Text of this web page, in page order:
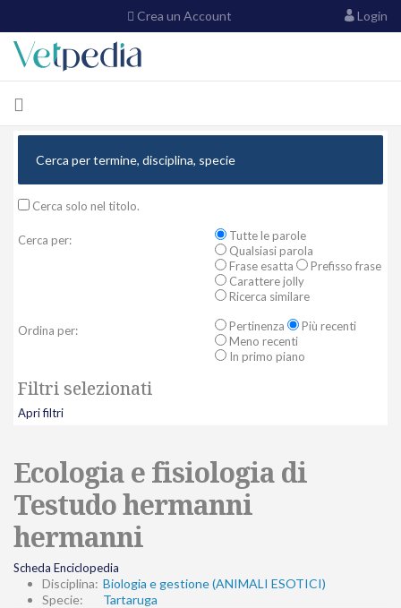
Crea un Account Login
Cerca solo nel titolo.
Cerca per:
Tutte le parole
Qualsiasi parola
Frase esatta
Prefisso frase
Carattere jolly
Ricerca similare
Ordina per: Pertinenza
Più recenti
Meno recenti
In primo piano
Filtri selezionati
Apri filtri
Ecologia e fisiologia di
Testudo hermanni
hermanni
Scheda Enciclopedia
Disciplina: Biologia e gestione (ANIMALI ESOTICI)
Specie:
Tartaruga